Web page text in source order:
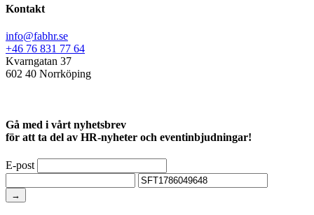
Kontakt
info@fabhr.se
+46 76 831 77 64
Kvarngatan 37
602 40 Norrköping
Gå med i vårt nyhetsbrev
för att ta del av HR-nyheter och eventinbjudningar!
E-post
→